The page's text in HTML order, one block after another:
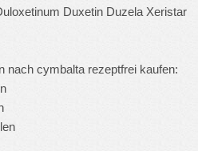
Duxetin Duzela Xeristar
nach cymbalta rezeptfrei kaufen: